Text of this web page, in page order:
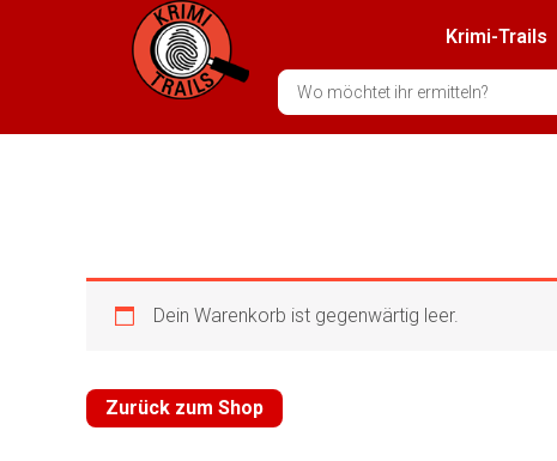
Krimi-Trails
Search
...
Dein Warenkorb ist gegenwärtig leer.
Zurück zum Shop